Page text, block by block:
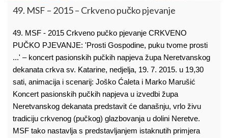
49. MSF – 2015 – Crkveno pučko pjevanje
49. MSF - 2015 Crkveno pučko pjevanje CRKVENO
PUČKO PJEVANJE: 'Prosti Gospodine, puku tvome prosti
...' – koncert pasionskih pučkih napjeva župa Neretvanskog
dekanata crkva sv. Katarine, nedjelja, 19. 7. 2015. u 19,30
sati, animacija i scenarij: Joško Ćaleta i Marko Marušić
Koncert pasionskih pučkih napjeva u izvedbi župa
Neretvanskog dekanata predstavit će današnju, vrlo živu
tradiciju crkvenog (pučkog) glazbovanja u dolini Neretve.
MSF tako nastavlja s predstavljanjem istaknutih primjera